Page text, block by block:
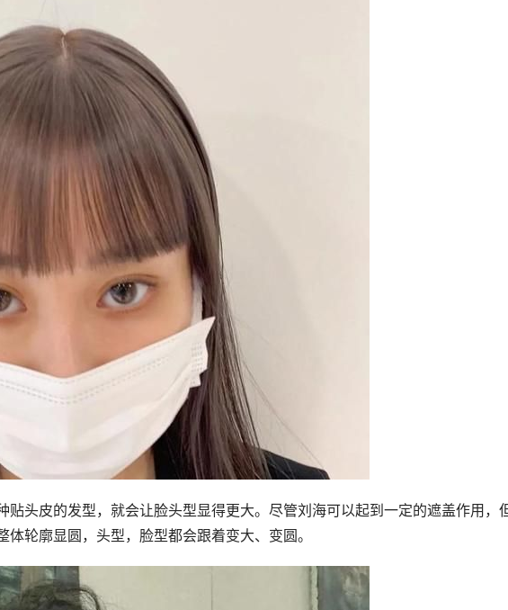
贴头皮的发型，就会让脸头型显得更大。尽管刘海可以起到一定的遮盖作用，
轮廓显圆，头型，脸型都会跟着变大、变圆。